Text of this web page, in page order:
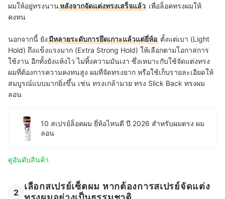
ผมให้อยู่ทรงนานหลังจากจัดแต่งทรงเสร็จแล้ว เพื่อล็อคทรงผมให้
คงทน
นอกจากนี้ ยังมีหลายระดับการยึดเกาะแล้วแต่ยี่ห้อ ตั้งแต่เบา (Light
Hold) ถึงแข็งแรงมาก (Extra Strong Hold) ให้เลือกตามโอกาสการ
ใช้งาน อีกทั้งยังแห้งไว ไม่ทิ้งความมันเงา ซึ่งเหมาะกับใช้จัดแต่งทรง
ผมที่ต้องการความคงทนสูง ผมที่จัดทรงยาก หรือใช้เก็บรายละเอียดให้
สมบูรณ์แบบมากยิ่งขึ้น เช่น ทรงเกล้ามวย ทรง Slick Back ทรงผม
ลอน
10 สเปรย์ล็อคผม ยี่ห้อไหนดี ปี 2026 สำหรับผมตรง ผม
ลอน
ดูอันดับสินค้า
2
เลือกสเปรย์เซ็ตผม หากต้องการสเปรย์จัดแต่ง